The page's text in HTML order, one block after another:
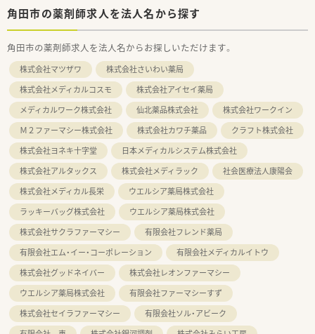
角田市の薬剤師求人を法人名から探す
角田市の薬剤師求人を法人名からお探しいただけます。
株式会社マツザワ
株式会社さいわい薬局
株式会社メディカルコスモ
株式会社アイセイ薬局
メディカルワーク株式会社
仙北薬品株式会社
株式会社ワークイン
Ｍ２ファーマシー株式会社
株式会社カワチ薬品
クラフト株式会社
株式会社ヨネキ十字堂
日本メディカルシステム株式会社
株式会社アルタックス
株式会社メディラック
社会医療法人康陽会
株式会社メディカル長栄
ウエルシア薬局株式会社
ラッキーバッグ株式会社
ウエルシア薬局株式会社
株式会社サクラファーマシー
有限会社フレンド薬局
有限会社エム・イー・コーポレーション
有限会社メディカルイトウ
株式会社グッドネイバー
株式会社レオンファーマシー
ウエルシア薬局株式会社
有限会社ファーマシーすず
株式会社セイラファーマシー
有限会社ソル・アビーク